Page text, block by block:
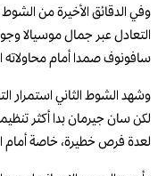
وفي الدقائق الأخيرة من
التعادل عبر جمال موسيالا
سافونوف صمدا أمام محاولاته
وشهد الشوط الثاني استمرار
لكن سان جيرمان بدا أكثر
لعدة فرص خطيرة، خاصة أمام